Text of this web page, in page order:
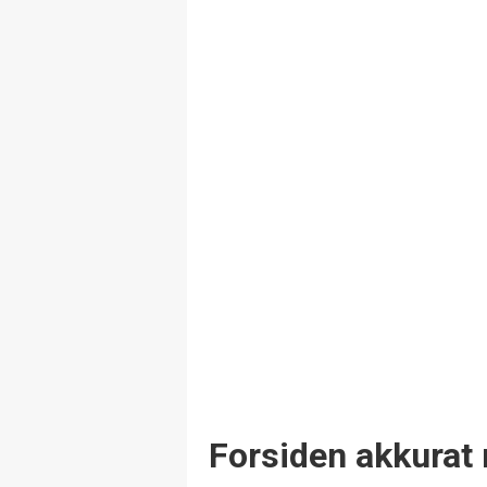
Forsiden akkurat